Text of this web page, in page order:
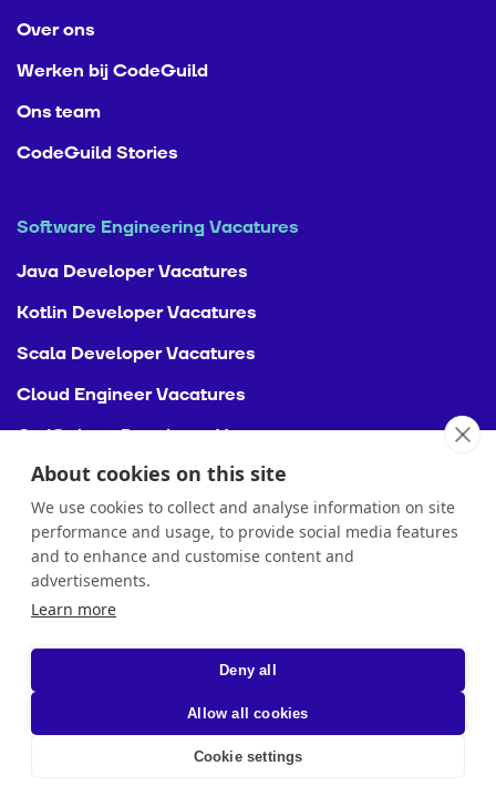
About cookies on this site
We use cookies to collect and analyse information on site
performance and usage, to provide social media features
and to enhance and customise content and
advertisements.
Learn more
Deny all
Allow all cookies
Cookie settings
Over ons
Werken bij CodeGuild
Ons team
CodeGuild Stories
Software Engineering Vacatures
Java Developer Vacatures
Kotlin Developer Vacatures
Scala Developer Vacatures
Cloud Engineer Vacatures
Go/Golang Developer Vacatures
TypeScript Developer Vacatures
Copyright ©2025 CodeGuild